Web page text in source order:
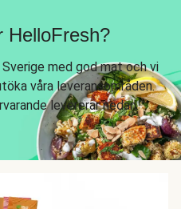
HelloFresh?
med god mat och vi
våra leveransområden.
levererar nedan.